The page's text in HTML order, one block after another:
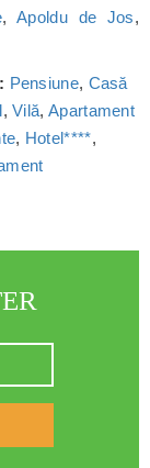
,Apoldu de Jos,
Pensiune, Casă
,Vilă, Apartament
, Hotel****,